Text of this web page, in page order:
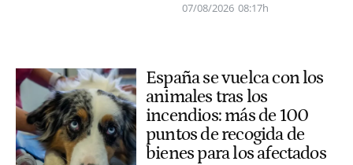
07/08/2026 08:17h
España se vuelca con los
animales tras los
incendios: más de 100
puntos de recogida de
bienes para los afectados